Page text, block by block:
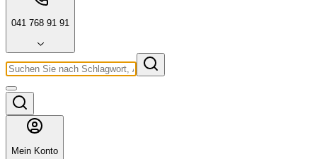
041 768 91 91
Mein Konto